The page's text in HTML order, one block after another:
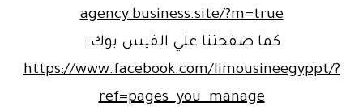
agency.business.site/?m=true
كما صفحتنا علي الفيس بوك :
https://www.facebook.com/limousineegyppt/?
ref=pages_you_manage